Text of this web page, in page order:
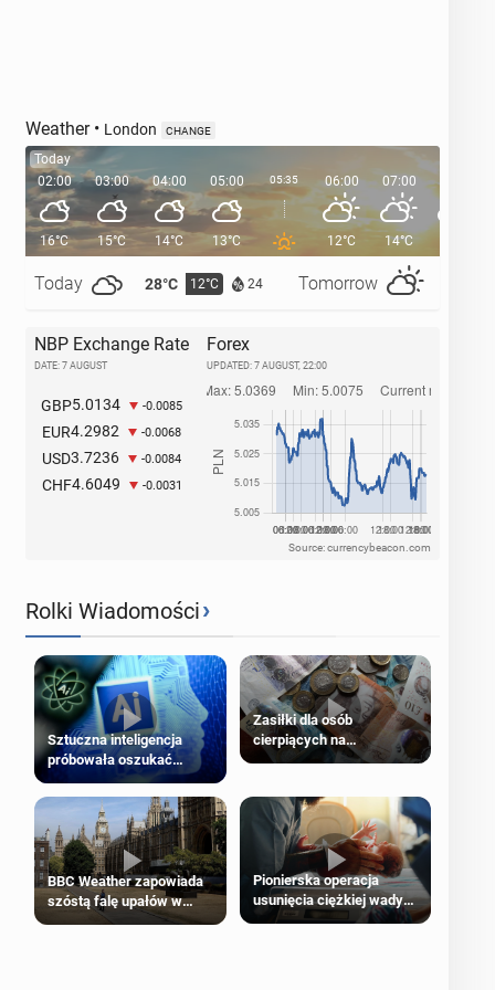
Weather• London CHANGE
Today
02:00
16°C
Today 28°C 12°C 24 Tomorrow
03:00
15°C
04:00
14°C
05:00
13°C
05:35 06:00
12°C
07:00
14°C
08:00
NBP Exchange Rate
DATE: 7 AUGUST
GBP5.0134 -0.0085
EUR4.2982 -0.0068
USD3.7236 -0.0084
CHF4.6049 -0.0031
Forex
UPDATED: 7 AUGUST, 22:00
Source: currencybeacon.com
Rolki Wiadomości›
Sztuczna inteligencja
próbowała oszukać
człowieka
Zasiłki dla osób
cierpiących na
schorzenia psychiczne
BBC Weather zapowiada
szóstą falę upałów w
Londynie
Pionierska operacja
usunięcia ciężkiej wady
wrodzonej płodu w łonie